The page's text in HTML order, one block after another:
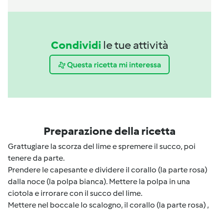
Condividi le tue attività
Questa ricetta mi interessa
Preparazione della ricetta
Grattugiare la scorza del lime e spremere il succo, poi
tenere da parte.
Prendere le capesante e dividere il corallo (la parte rosa)
dalla noce (la polpa bianca). Mettere la polpa in una
ciotola e irrorare con il succo del lime.
Mettere nel boccale lo scalogno, il corallo (la parte rosa) ,